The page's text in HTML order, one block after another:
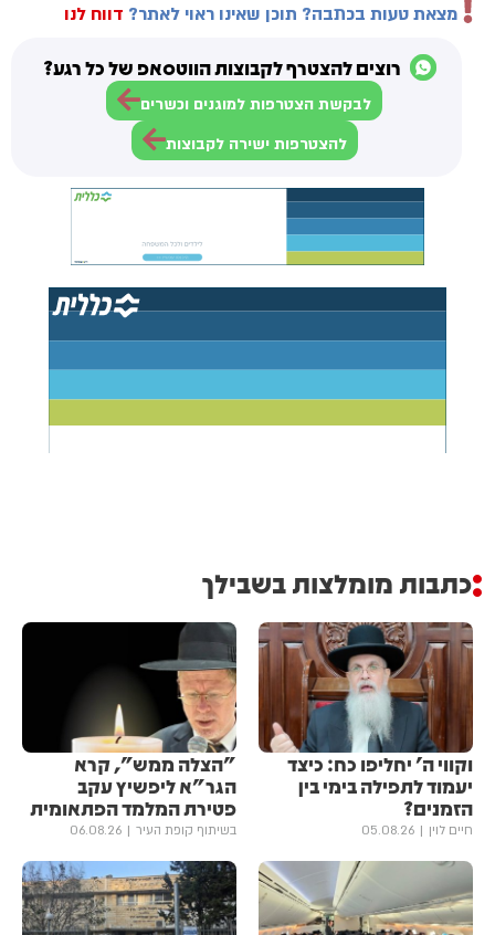
מצאת טעות בכתבה? תוכן שאינו ראוי לאתר? דווח לנו
רוצים להצטרף לקבוצות הווטסאפ של כל רגע?
לבקשת הצטרפות למוגנים וכשרים
להצטרפות ישירה לקבוצות
כתבות מומלצות בשבילך
וקווי ה' יחליפו כח: כיצד
יעמוד לתפילה בימי בין
הזמנים?
חיים לוין 05.08.26
"הצלה ממש", קרא
הגר"א ליפשיץ עקב
פטירת המלמד הפתאומית
בשיתוף קופת העיר 06.08.26